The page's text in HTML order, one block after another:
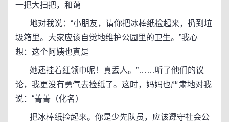
一把大扫把，和蔼
地对我说：“小朋友，请你把冰棒纸捡起来，扔到垃
圾箱里。大家应该自觉地维护公园里的卫生。”我心
想：这个阿姨也真是
她还挂着红领巾呢！真丢人。”……听了他们的议
论，我更没有勇气去捡纸了。这时，妈妈也严肃地对我
说：“菁菁（化名）
把冰棒纸捡起来。你是少先队员，应该遵守社会公